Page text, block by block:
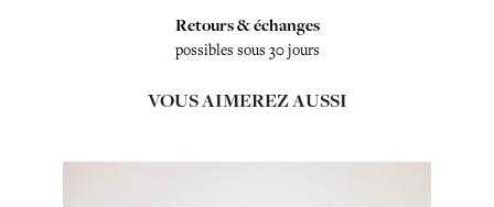
Retours & échanges
possibles sous 30 jours
VOUS AIMEREZ AUSSI